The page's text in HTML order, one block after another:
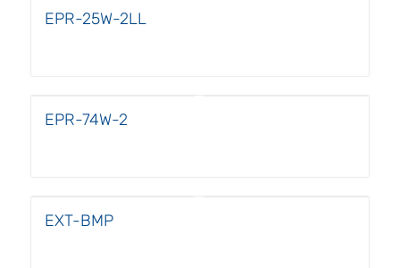
EPR-25W-2LL
EPR-74W-2
EXT-BMP